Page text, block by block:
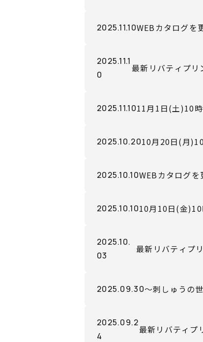
2025.11.10WEBカタログを
2025.11.1
0
最新リバティプ
2025.11.1011月1日(土)10
2025.10.2010月20日(月
2025.10.10WEBカタログ
2025.10.1010月10日(金)10
2025.10.
03
最新リバティプ
2025.09.30～刺しゅうの
2025.09.2
4
最新リバティ